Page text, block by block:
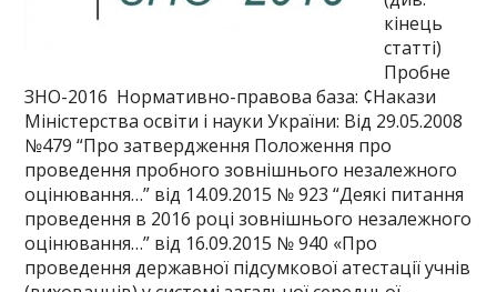
кінець
статті)
Пробне
ЗНО-2016 Нормативно-правова база: ¢Накази
Міністерства освіти і науки України: Від 29.05.2008
№479 “Про затвердження Положення про
проведення пробного зовнішнього незалежного
оцінювання…” від 14.09.2015 № 923 “Деякі питання
проведення в 2016 році зовнішнього незалежного
оцінювання…” від 16.09.2015 № 940 «Про
проведення державної підсумкової атестації учнів